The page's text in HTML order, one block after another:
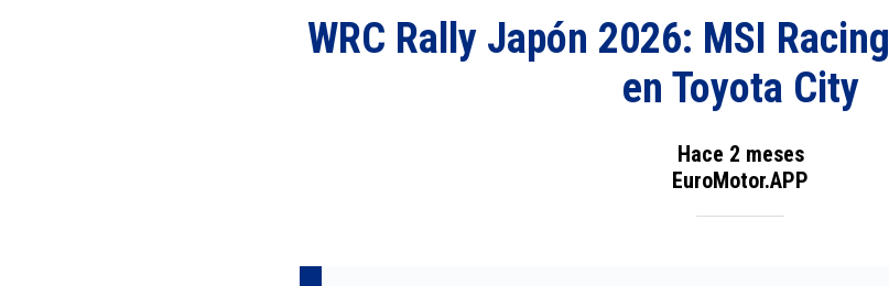
WRC Rally Japón 2026: MSI
en Toyota City
Hace 2 meses
EuroMotor.APP